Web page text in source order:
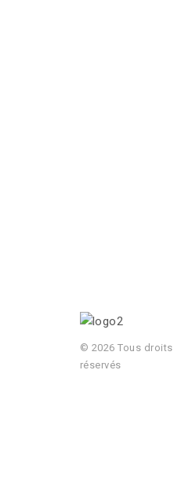
© 2026 Tous droits
réservés